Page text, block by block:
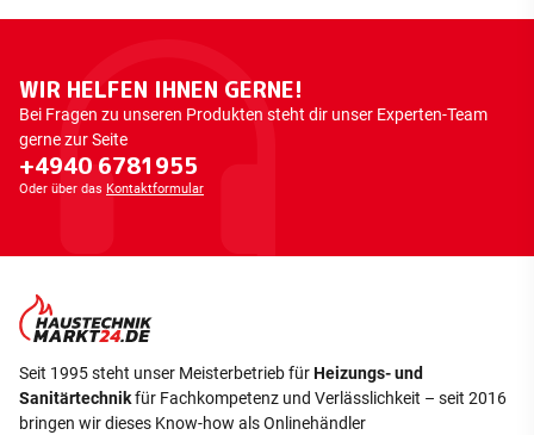
WIR HELFEN IHNEN GERNE!
Bei Fragen zu unseren Produkten steht dir unser Experten-Team
gerne zur Seite
+4940 6781955
Oder über das Kontaktformular
Seit 1995 steht unser Meisterbetrieb fürHeizungs- und
Sanitärtechnikfür Fachkompetenz und Verlässlichkeit – seit 2016
bringen wir dieses Know-how als Onlinehändler